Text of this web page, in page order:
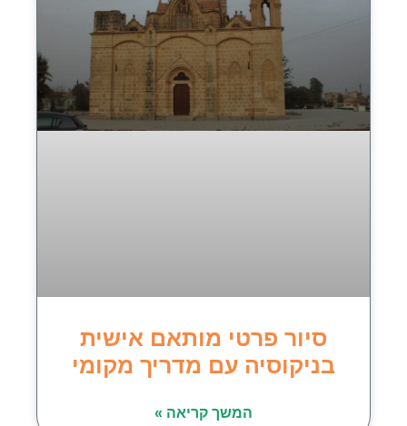
סיור פרטי מותאם אישית
בניקוסיה עם מדריך מקומי
המשך קריאה »